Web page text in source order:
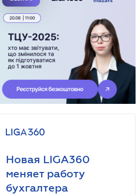
Новая LIGA360
меняет работу
бухгалтера